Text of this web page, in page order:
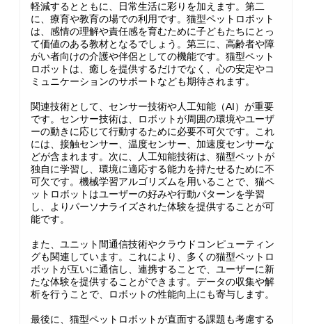
軽減するとともに、日常生活に彩りを加えます。第二
に、療育や教育の場での利用です。猫型ペットロボット
は、感情の理解や責任感を育むために子どもたちにとっ
て価値のある教材となるでしょう。第三に、高齢者や障
がい者向けの介護や伴侶としての機能です。猫型ペット
ロボットは、癒しを提供するだけでなく、心の安定やコ
ミュニケーションのサポートなども期待されます。
関連技術として、センサー技術や人工知能（AI）が重要
です。センサー技術は、ロボットが周囲の環境やユーザ
ーの動きに応じて行動するために必要不可欠です。これ
には、接触センサー、温度センサー、加速度センサーな
どが含まれます。次に、人工知能技術は、猫型ペットが
独自に学習し、環境に適応する能力を持たせるために不
可欠です。機械学習アルゴリズムを用いることで、猫ペ
ットロボットはユーザーの好みや行動パターンを学習
し、よりパーソナライズされた体験を提供することが可
能です。
また、ユニット間通信技術やクラウドコンピューティン
グも関連しています。これにより、多くの猫型ペットロ
ボットが互いに通信し、連携することで、ユーザーに新
たな体験を提供することができます。データの収集や解
析を行うことで、ロボットの性能向上にも寄与します。
最後に、猫型ペットロボットが直面する課題も考慮する